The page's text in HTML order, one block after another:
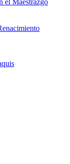
el Maestrazgo